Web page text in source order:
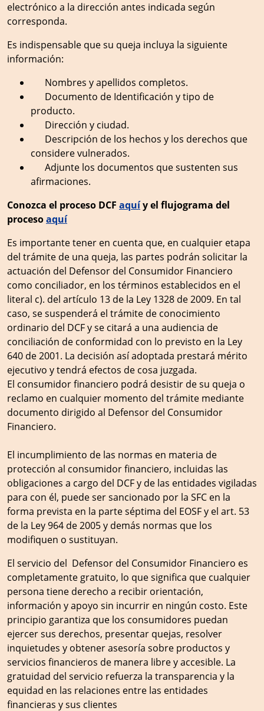
electrónico a la dirección antes indicada según
corresponda.
Es indispensable que su queja incluya la siguiente
información:
Nombres y apellidos completos.
Documento de Identificación y tipo de
producto.
Dirección y ciudad.
Descripción de los hechos y los derechos que
considere vulnerados.
Adjunte los documentos que sustenten sus
afirmaciones.
Conozca el proceso DCF aquíy el flujograma del
procesoaquí
Es importante tener en cuenta que, en cualquier etapa
del trámite de una queja, las partes podrán solicitar la
actuación del Defensor del Consumidor Financiero
como conciliador, en los términos establecidos en el
literal c). del artículo 13 de la Ley 1328 de 2009. En tal
caso, se suspenderá el trámite de conocimiento
ordinario del DCF y se citará a una audiencia de
conciliación de conformidad con lo previsto en la Ley
640 de 2001. La decisión así adoptada prestará mérito
ejecutivo y tendrá efectos de cosa juzgada.
El consumidor financiero podrá desistir de su queja o
reclamo en cualquier momento del trámite mediante
documento dirigido al Defensor del Consumidor
Financiero.
El incumplimiento de las normas en materia de
protección al consumidor financiero, incluidas las
obligaciones a cargo del DCF y de las entidades vigiladas
para con él, puede ser sancionado por la SFC en la
forma prevista en la parte séptima del EOSF y el art. 53
de la Ley 964 de 2005 y demás normas que los
modifiquen o sustituyan.
El servicio del Defensor del Consumidor Financiero es
completamente gratuito, lo que significa que cualquier
persona tiene derecho a recibir orientación,
información y apoyo sin incurrir en ningún costo. Este
principio garantiza que los consumidores puedan
ejercer sus derechos, presentar quejas, resolver
inquietudes y obtener asesoría sobre productos y
servicios financieros de manera libre y accesible. La
gratuidad del servicio refuerza la transparencia y la
equidad en las relaciones entre las entidades
financieras y sus clientes